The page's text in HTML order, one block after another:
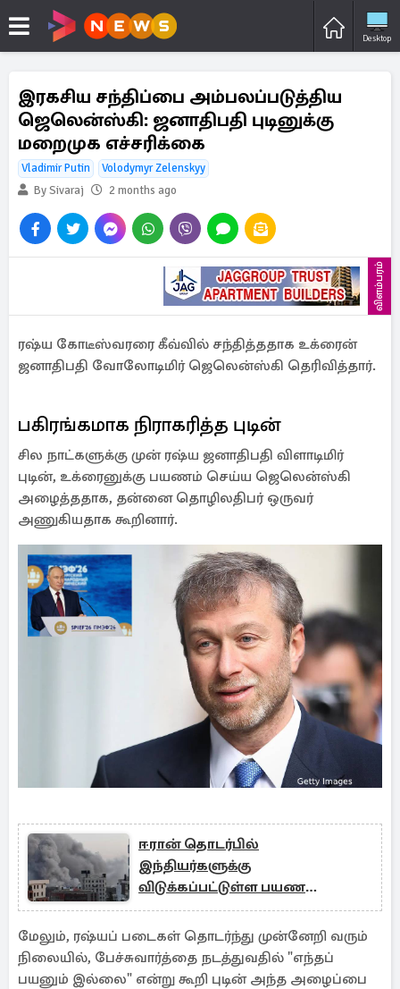
Desktop
இரகசிய சந்திப்பை அம்பலப்படுத்திய
ஜெலென்ஸ்கி: ஜனாதிபதி புடினுக்கு
மறைமுக எச்சரிக்கை
Vladimir Putin
Volodymyr Zelenskyy
By Sivaraj
2 months ago
விளம்பரம்
ரஷ்ய கோடீஸ்வரரை கீவ்வில் சந்தித்ததாக உக்ரைன்
ஜனாதிபதி வோலோடிமிர் ஜெலென்ஸ்கி தெரிவித்தார்.
பகிரங்கமாக நிராகரித்த புடின்
சில நாட்களுக்கு முன் ரஷ்ய ஜனாதிபதி விளாடிமிர்
புடின், உக்ரைனுக்கு பயணம் செய்ய ஜெலென்ஸ்கி
அழைத்ததாக, தன்னை தொழிலதிபர் ஒருவர்
அணுகியதாக கூறினார்.
ஈரான் தொடர்பில்
இந்தியர்களுக்கு
விடுக்கப்பட்டுள்ள பயண
எச்சரிக்கை
மேலும், ரஷ்யப் படைகள் தொடர்ந்து முன்னேறி வரும்
நிலையில், பேச்சுவார்த்தை நடத்துவதில் "எந்தப்
பயனும் இல்லை" என்று கூறி புடின் அந்த அழைப்பை